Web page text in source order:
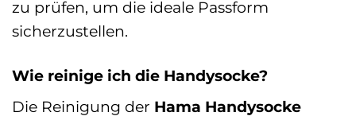
zu prüfen, um die ideale Passform
sicherzustellen.
Wie reinige ich die Handysocke?
Die Reinigung der Hama Handysocke